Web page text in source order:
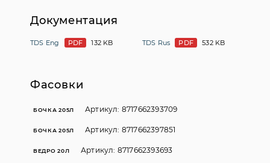
Документация
TDS Eng PDF 132 KB TDS Rus PDF 532 KB
Фасовки
БОЧКА 205Л Артикул: 8717662393709
БОЧКА 205Л Артикул: 8717662397851
ВЕДРО 20Л Артикул: 8717662393693